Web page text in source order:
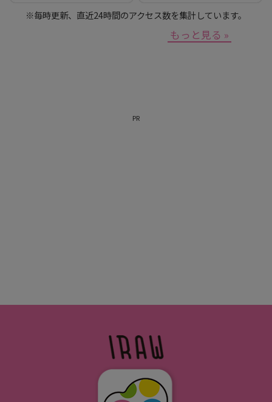
※毎時更新、直近24時間のアクセス数を集計しています。
もっと見る »
PR